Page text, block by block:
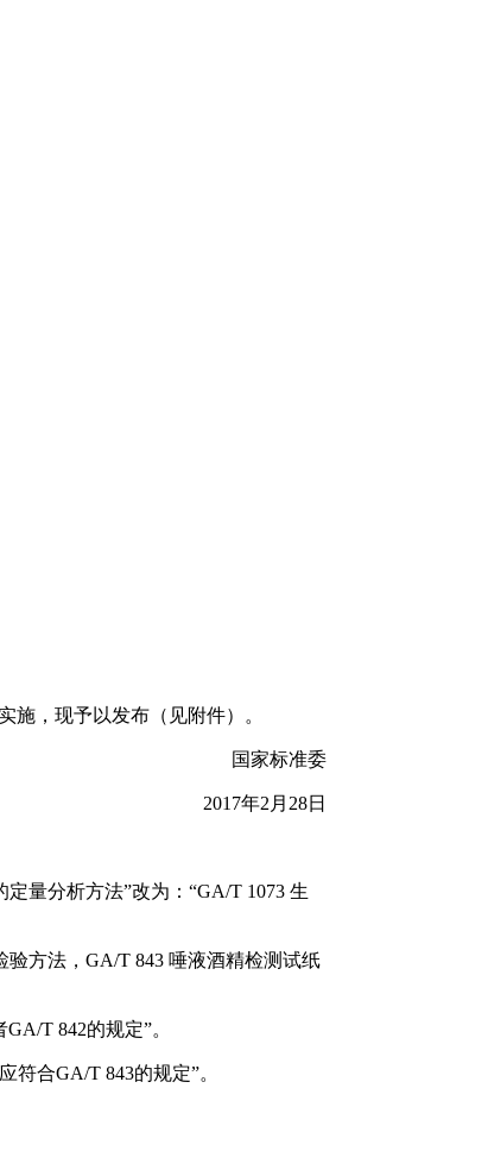
施，现予以发布（见附件）。
国家标准委
2017年2月28日
量分析方法”改为：“GA/T 1073 生
方法，GA/T 843 唾液酒精检测试纸
T 842的规定”。
符合GA/T 843的规定”。